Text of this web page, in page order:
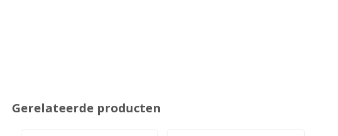
Gerelateerde producten